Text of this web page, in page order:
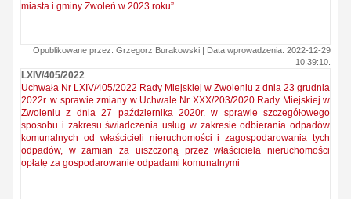
miasta i gminy Zwoleń w 2023 roku”
Opublikowane przez: Grzegorz Burakowski | Data wprowadzenia: 2022-12-29
10:39:10.
LXIV/405/2022
Uchwała Nr LXIV/405/2022 Rady Miejskiej w Zwoleniu z dnia 23 grudnia
2022r. w sprawie zmiany w Uchwale Nr XXX/203/2020 Rady Miejskiej w
Zwoleniu z dnia 27 października 2020r. w sprawie szczegółowego
sposobu i zakresu świadczenia usług w zakresie odbierania odpadów
komunalnych od właścicieli nieruchomości i zagospodarowania tych
odpadów, w zamian za uiszczoną przez właściciela nieruchomości
opłatę za gospodarowanie odpadami komunalnymi